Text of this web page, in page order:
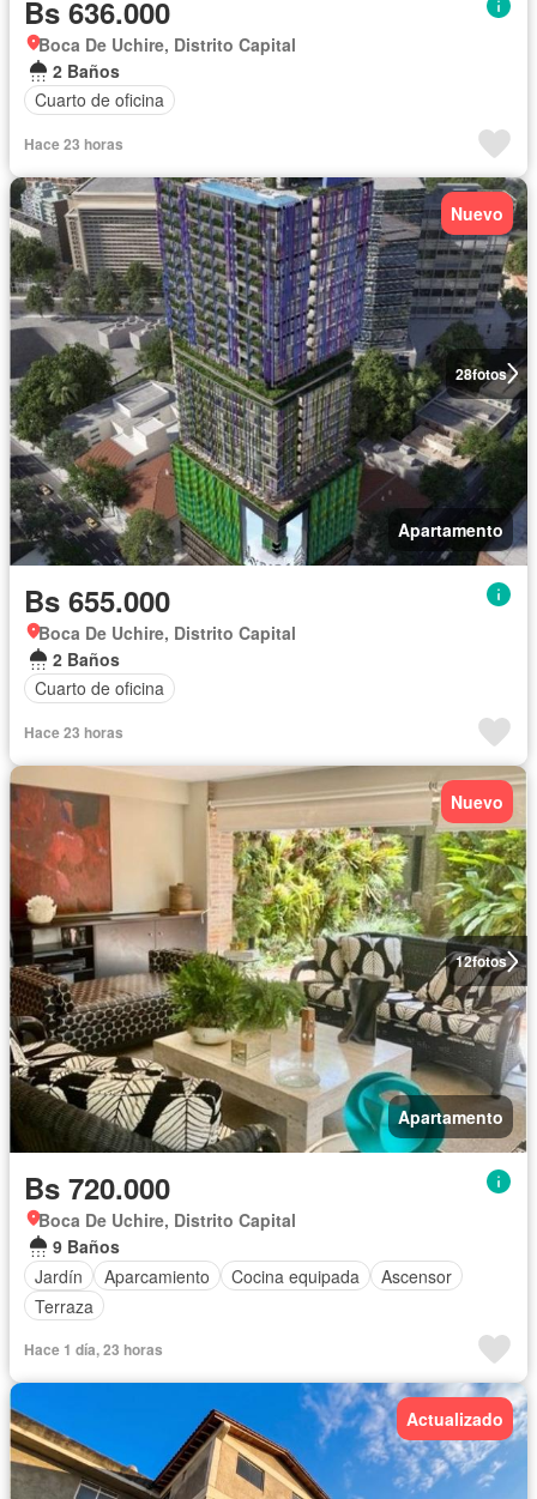
Bs 636.000
Boca De Uchire, Distrito Capital
2 Baños
Cuarto de oficina
Hace 23 horas
28fotos
Nuevo
Apartamento
Bs 655.000
Boca De Uchire, Distrito Capital
2 Baños
Cuarto de oficina
Hace 23 horas
12fotos
Nuevo
Apartamento
Bs 720.000
Boca De Uchire, Distrito Capital
9 Baños
Jardín
Aparcamiento Cocina equipada
Ascensor
Terraza
Hace 1 día, 23 horas
Actualizado